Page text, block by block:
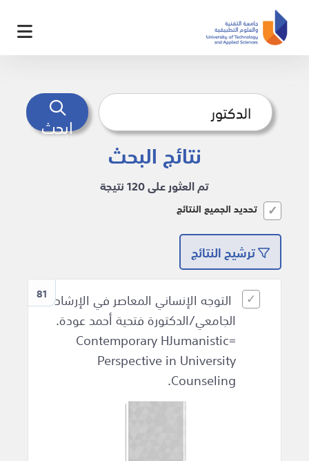
ابحث
نتائج البحث
تم العثور على 120 نتيجة
تحديد الجميع النتائج
ترشيح النتائج
81 التوجه الإنساني المعاصر في الإرشاد
الجامعي/الدكتورة فتحية أحمد عودة.
=Contemporary HJumanistic
Perspective in University
Counseling.